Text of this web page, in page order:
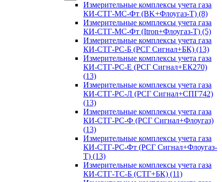
Измерительные комплексы учета газа
КИ-СТГ-МС-Фт (BK+Флоугаз-Т) (8)
Измерительные комплексы учета газа
КИ-СТГ-МС-Фт (Itron+Флоугаз-Т) (5)
Измерительные комплексы учета газа
КИ-СТГ-РС-Б (РСГ Сигнал+БК) (13)
Измерительные комплексы учета газа
КИ-СТГ-РС-Е (РСГ Сигнал+ЕК270)
(13)
Измерительные комплексы учета газа
КИ-СТГ-РС-Л (РСГ Сигнал+СПГ742)
(13)
Измерительные комплексы учета газа
КИ-СТГ-РС-Ф (РСГ Сигнал+Флоугаз)
(13)
Измерительные комплексы учета газа
КИ-СТГ-РС-Фт (РСГ Сигнал+Флоугаз-
Т) (13)
Измерительные комплексы учета газа
КИ-СТГ-ТС-Б (СТГ+БК) (11)